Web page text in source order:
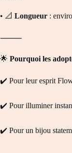
• 📐 Longueur :
⸻
🌟 Pourquoi les
✔️ Pour leur esprit
✔️ Pour illuminer
✔️ Pour un bijou